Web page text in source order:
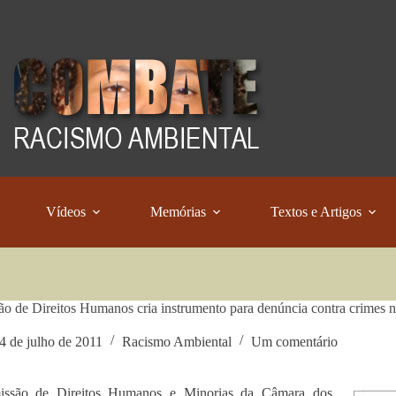
Vídeos Memórias Textos e Artigos
de Direitos Humanos cria instrumento para denúncia contra crimes
de julho de 2011 Racismo Ambiental Um comentário
de Direitos Humanos e Minorias da Câmara dos